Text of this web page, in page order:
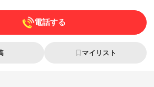
電話する
マイリスト